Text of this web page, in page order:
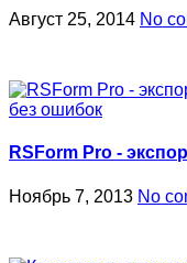
Август 25, 2014 No
RSForm Pro -
Ноябрь 7, 2013 No